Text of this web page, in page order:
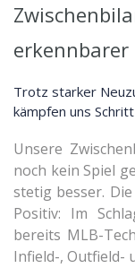
Trotz starker
kämpfen uns
Unsere
noch kein Spiel
stetig besser.
Positiv: Im
bereits MLB-
Infield-, Outfield-